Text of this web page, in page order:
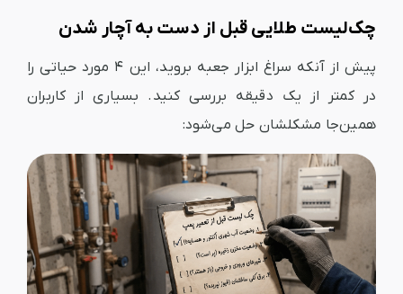
چک‌لیست طلایی قبل از دست به آچار شدن
پیش از آنکه سراغ ابزار جعبه بروید، این ۴ مورد حیاتی را
در کمتر از یک دقیقه بررسی کنید. بسیاری از کاربران
همین‌جا مشکلشان حل می‌شود: